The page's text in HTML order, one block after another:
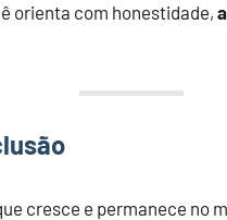
orienta com honestidade,
cresce e permanece no